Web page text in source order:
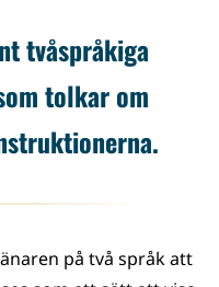
tvåspråkiga
tolkar om
på två språk att